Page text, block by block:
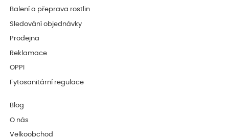
Balení a přeprava rostlin
Sledování objednávky
Prodejna
Reklamace
OPPI
Fytosanitární regulace
Blog
O nás
Velkoobchod